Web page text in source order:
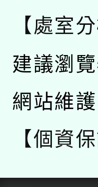
【處室
建議瀏
網站維
【個資